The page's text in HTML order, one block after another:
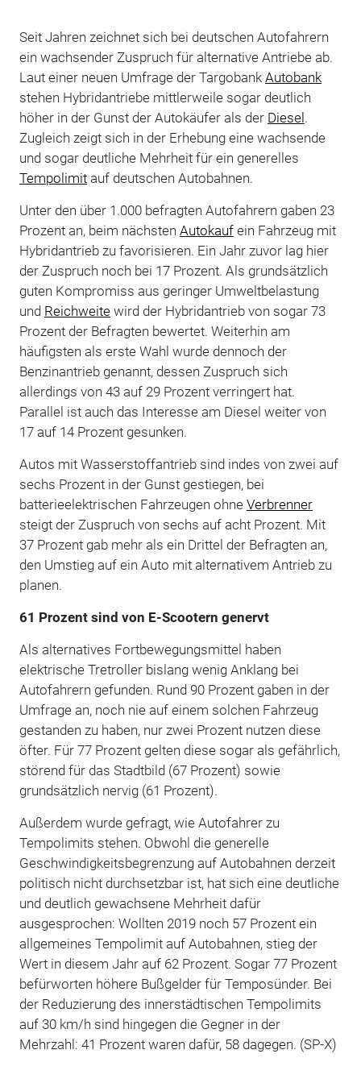
Seit Jahren zeichnet sich bei deutschen Autofahrern
ein wachsender Zuspruch für alternative Antriebe ab.
Laut einer neuen Umfrage der Targobank Autobank
stehen Hybridantriebe mittlerweile sogar deutlich
höher in der Gunst der Autokäufer als der Diesel.
Zugleich zeigt sich in der Erhebung eine wachsende
und sogar deutliche Mehrheit für ein generelles
Tempolimitauf deutschen Autobahnen.
Unter den über 1.000 befragten Autofahrern gaben 23
Prozent an, beim nächsten Autokaufein Fahrzeug mit
Hybridantrieb zu favorisieren. Ein Jahr zuvor lag hier
der Zuspruch noch bei 17 Prozent. Als grundsätzlich
guten Kompromiss aus geringer Umweltbelastung
und Reichweitewird der Hybridantrieb von sogar 73
Prozent der Befragten bewertet. Weiterhin am
häufigsten als erste Wahl wurde dennoch der
Benzinantrieb genannt, dessen Zuspruch sich
allerdings von 43 auf 29 Prozent verringert hat.
Parallel ist auch das Interesse am Diesel weiter von
17 auf 14 Prozent gesunken.
Autos mit Wasserstoffantrieb sind indes von zwei auf
sechs Prozent in der Gunst gestiegen, bei
batterieelektrischen Fahrzeugen ohne Verbrenner
steigt der Zuspruch von sechs auf acht Prozent. Mit
37 Prozent gab mehr als ein Drittel der Befragten an,
den Umstieg auf ein Auto mit alternativem Antrieb zu
planen.
61 Prozent sind von E-Scootern genervt
Als alternatives Fortbewegungsmittel haben
elektrische Tretroller bislang wenig Anklang bei
Autofahrern gefunden. Rund 90 Prozent gaben in der
Umfrage an, noch nie auf einem solchen Fahrzeug
gestanden zu haben, nur zwei Prozent nutzen diese
öfter. Für 77 Prozent gelten diese sogar als gefährlich,
störend für das Stadtbild (67 Prozent) sowie
grundsätzlich nervig (61 Prozent).
Außerdem wurde gefragt, wie Autofahrer zu
Tempolimits stehen. Obwohl die generelle
Geschwindigkeitsbegrenzung auf Autobahnen derzeit
politisch nicht durchsetzbar ist, hat sich eine deutliche
und deutlich gewachsene Mehrheit dafür
ausgesprochen: Wollten 2019 noch 57 Prozent ein
allgemeines Tempolimit auf Autobahnen, stieg der
Wert in diesem Jahr auf 62 Prozent. Sogar 77 Prozent
befürworten höhere Bußgelder für Temposünder. Bei
der Reduzierung des innerstädtischen Tempolimits
auf 30 km/h sind hingegen die Gegner in der
Mehrzahl: 41 Prozent waren dafür, 58 dagegen. (SP-X)